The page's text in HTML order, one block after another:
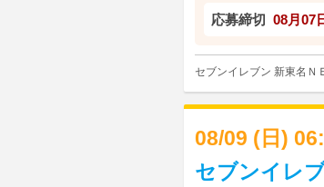
応募締切 08月07
セブンイレブン 新東名Ｎ
08/09 (日)
セブンイレ